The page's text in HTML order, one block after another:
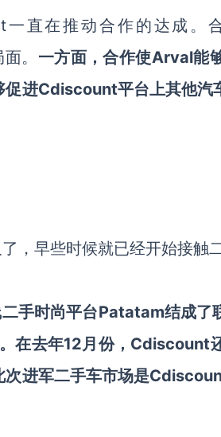
一直在推动合作的达成。
。 一方面，合作使Arval能
促进Cdiscount平台上其他汽
，早些时候就已经开始接触
手时尚平台Patatam结成了
在去年12月份， Cdiscount
进军二手车市场是